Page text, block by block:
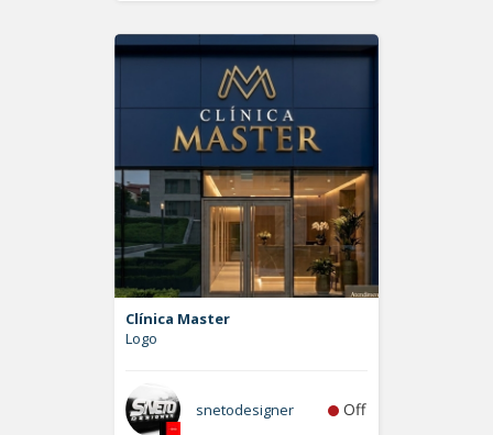
Clínica Master
Logo
snetodesigner Off